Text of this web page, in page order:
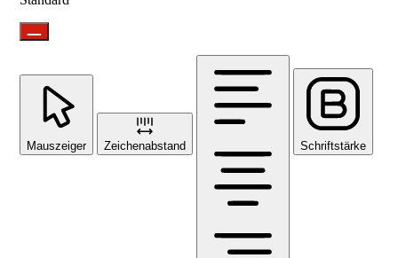
Mauszeiger Zeichenabstand Schriftstärke